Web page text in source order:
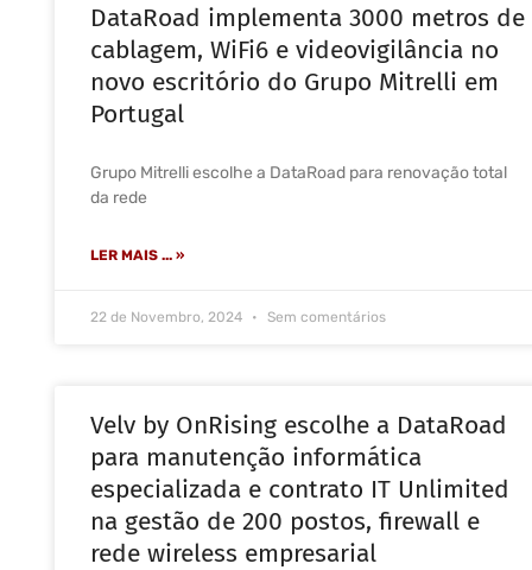
DataRoad implementa 3000 metros de
cablagem, WiFi6 e videovigilância no
novo escritório do Grupo Mitrelli em
Portugal
Grupo Mitrelli escolhe a DataRoad para renovação total
da rede
LER MAIS ... »
22 de Novembro, 2024 Sem comentários
Velv by OnRising escolhe a DataRoad
para manutenção informática
especializada e contrato IT Unlimited
na gestão de 200 postos, firewall e
rede wireless empresarial